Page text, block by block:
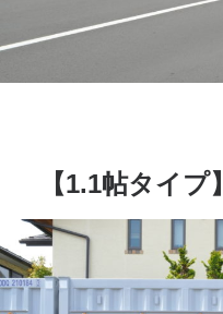
【1.1帖タイプ】